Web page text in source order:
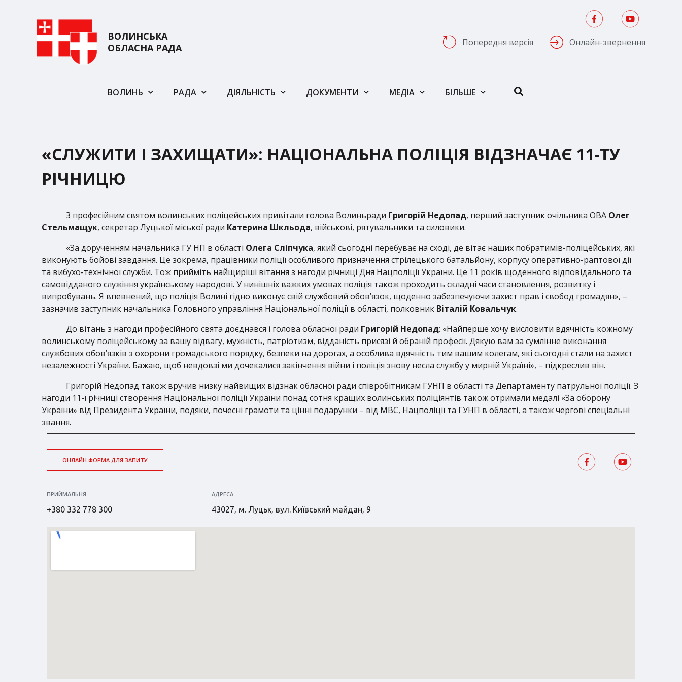
ВОЛИНСЬКА
ОБЛАСНА РАДА
Попередня версія Онлайн-звернення
ВОЛИНЬ РАДА ДІЯЛЬНІСТЬ ДОКУМЕНТИ МЕДІА БІЛЬШЕ
«СЛУЖИТИ І ЗАХИЩАТИ»: НАЦІОНАЛЬНА ПОЛІЦІЯ ВІДЗНАЧАЄ 11-ТУ
РІЧНИЦЮ
З професійним святом волинських поліцейських привітали голова Волиньради Григорій Недопад, перший заступник очільника ОВА Олег
Стельмащук, секретар Луцької міської ради Катерина Шкльода, військові, рятувальники та силовики.
«За дорученням начальника ГУ НП в області Олега Сліпчука, який сьогодні перебуває на сході, де вітає наших побратимів-поліцейських, які
виконують бойові завдання. Це зокрема, працівники поліції особливого призначення стрілецького батальйону, корпусу оперативно-раптової дії
та вибухо-технічної служби. Тож прийміть найщиріші вітання з нагоди річниці Дня Нацполіції України. Це 11 років щоденного відповідального та
самовідданого служіння українському народові. У нинішніх важких умовах поліція також проходить складні часи становлення, розвитку і
випробувань. Я впевнений, що поліція Волині гідно виконує свій службовий обов’язок, щоденно забезпечуючи захист прав і свобод громадян», –
зазначив заступник начальника Головного управління Національної поліції в області, полковник Віталій Ковальчук.
До вітань з нагоди професійного свята доєднався і голова обласної ради Григорій Недопад: «Найперше хочу висловити вдячність кожному
волинському поліцейському за вашу відвагу, мужність, патріотизм, відданість присязі й обраній професії. Дякую вам за сумлінне виконання
службових обов’язків з охорони громадського порядку, безпеки на дорогах, а особлива вдячність тим вашим колегам, які сьогодні стали на захист
незалежності України. Бажаю, щоб невдовзі ми дочекалися закінчення війни і поліція знову несла службу у мирній Україні», – підкреслив він.
Григорій Недопад також вручив низку найвищих відзнак обласної ради співробітникам ГУНП в області та Департаменту патрульної поліції. З
нагоди 11-ї річниці створення Національної поліції України понад сотня кращих волинських поліціянтів також отримали медалі «За оборону
України» від Президента України, подяки, почесні грамоти та цінні подарунки – від МВС, Нацполіції та ГУНП в області, а також чергові спеціальні
звання.
ОНЛАЙН ФОРМА ДЛЯ ЗАПИТУ
ПРИЙМАЛЬНЯ
+380 332 778 300
АДРЕСА
43027, м. Луцьк, вул. Київський майдан, 9